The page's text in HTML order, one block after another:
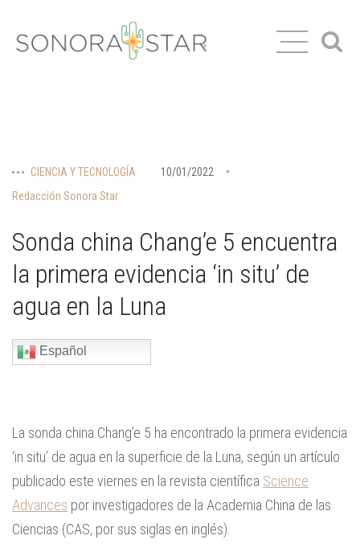
CIENCIA Y TECNOLOGÍA
10/01/2022
Redacción Sonora Star
Sonda china Chang’e 5 encuentra
la primera evidencia ‘in situ’ de
agua en la Luna
Español
La sonda china Chang’e 5 ha encontrado la primera evidencia
‘in situ’ de agua en la superficie de la Luna, según un artículo
publicado este viernes en la revista científica Science
Advances por investigadores de la Academia China de las
Ciencias (CAS, por sus siglas en inglés).